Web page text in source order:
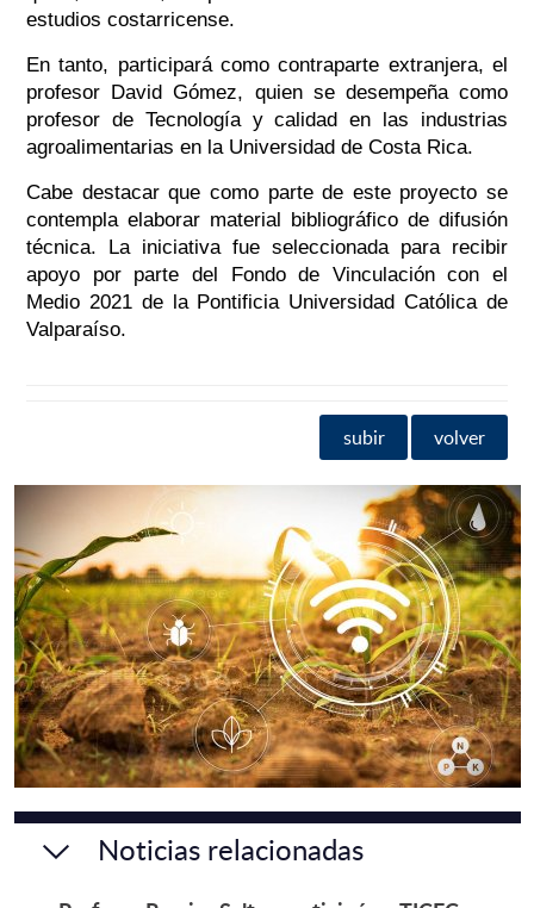
estudios costarricense.
En tanto, participará como contraparte extranjera, el
profesor David Gómez, quien se desempeña como
profesor de Tecnología y calidad en las industrias
agroalimentarias en la Universidad de Costa Rica.
Cabe destacar que como parte de este proyecto se
contempla elaborar material bibliográfico de difusión
técnica. La iniciativa fue seleccionada para recibir
apoyo por parte del Fondo de Vinculación con el
Medio 2021 de la Pontificia Universidad Católica de
Valparaíso.
subir volver
Noticias relacionadas